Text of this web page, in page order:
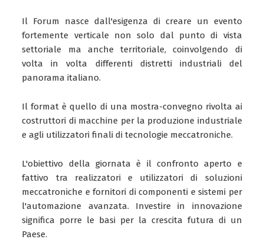
Il Forum nasce dall'esigenza di creare un evento
fortemente verticale non solo dal punto di vista
settoriale ma anche territoriale, coinvolgendo di
volta in volta differenti distretti industriali del
panorama italiano.
Il format è quello di una mostra-convegno rivolta ai
costruttori di macchine per la produzione industriale
e agli utilizzatori finali di tecnologie meccatroniche.
L'obiettivo della giornata è il confronto aperto e
fattivo tra realizzatori e utilizzatori di soluzioni
meccatroniche e fornitori di componenti e sistemi per
l'automazione avanzata. Investire in innovazione
significa porre le basi per la crescita futura di un
Paese.